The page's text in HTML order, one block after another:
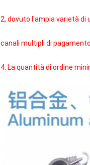
2, dovuto l'ampia varietà di
canali multipli di
4. La quantità di ordine